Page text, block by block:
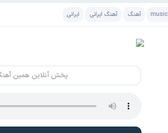
music آهنگ آهنگ ایرانی ایرانی
پخش آنلاین همین